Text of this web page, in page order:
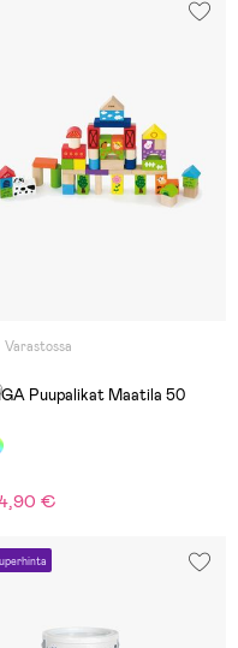
Varastossa
Puupalikat Maatila 50
€